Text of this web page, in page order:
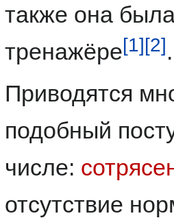
также она
тренажёре[1][2].
Приводятся
подобный
числе:
отсутствие